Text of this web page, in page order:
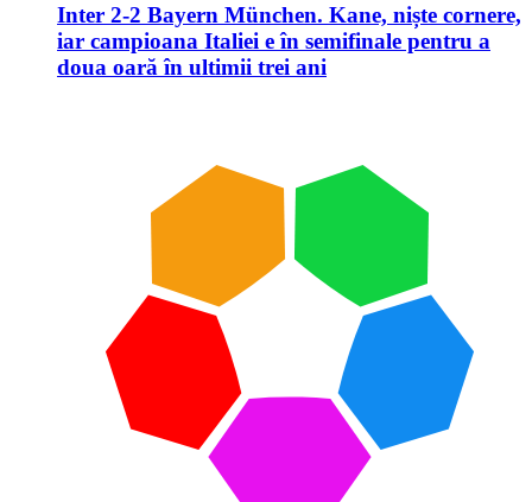
Inter 2-2 Bayern München. Kane, niște cornere,
iar campioana Italiei e în semifinale pentru a
doua oară în ultimii trei ani